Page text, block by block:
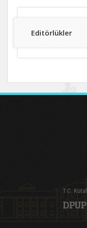
Editörlükler
T.C.